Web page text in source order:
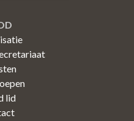
lid